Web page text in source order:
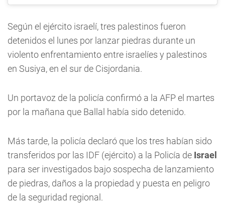
Según el ejército israelí, tres palestinos fueron
detenidos el lunes por lanzar piedras durante un
violento enfrentamiento entre israelíes y palestinos
en Susiya, en el sur de Cisjordania.
Un portavoz de la policía confirmó a la AFP el martes
por la mañana que Ballal había sido detenido.
Más tarde, la policía declaró que los tres habían sido
transferidos por las IDF (ejército) a la Policía de Israel
para ser investigados bajo sospecha de lanzamiento
de piedras, daños a la propiedad y puesta en peligro
de la seguridad regional.